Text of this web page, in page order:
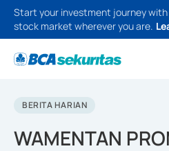
Start your investment journey
stock market wherever you are.
BERITA HARIAN
WAMENTAN